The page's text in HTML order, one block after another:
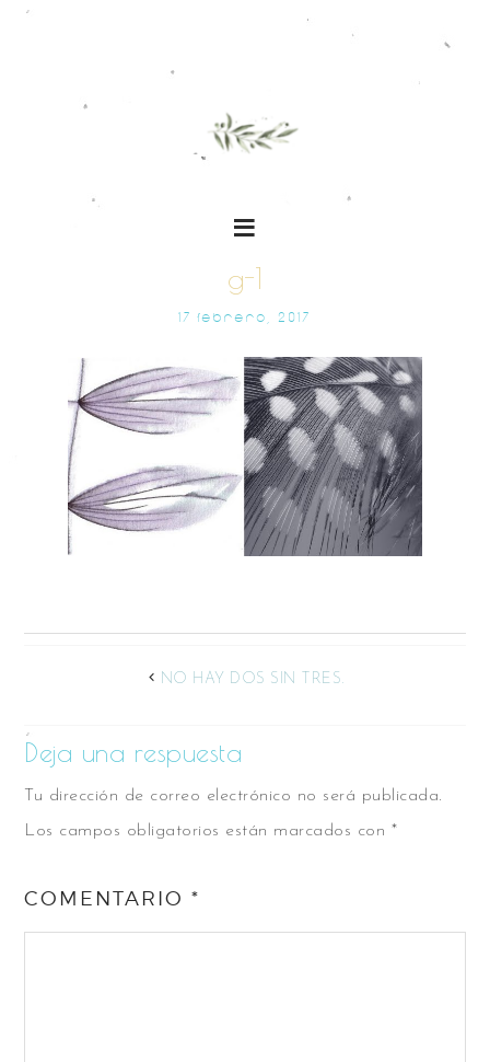
g-1
17 FEBRERO, 2017
NO HAY DOS SIN TRES.
Deja una respuesta
Tu dirección de correo electrónico no será publicada.
Los campos obligatorios están marcados con *
COMENTARIO*